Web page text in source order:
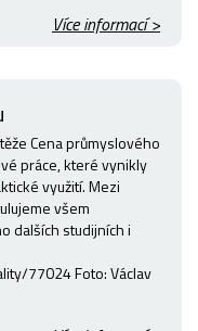
Více informací >
Cena průmyslového
práce, které vynikly
využití. Mezi
všem
dalších studijních i
77024 Foto: Václav